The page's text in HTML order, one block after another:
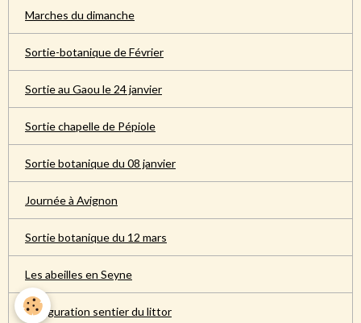
Marches du dimanche
Sortie-botanique de Février
Sortie au Gaou le 24 janvier
Sortie chapelle de Pépiole
Sortie botanique du 08 janvier
Journée à Avignon
Sortie botanique du 12 mars
Les abeilles en Seyne
Inauguration sentier du littor